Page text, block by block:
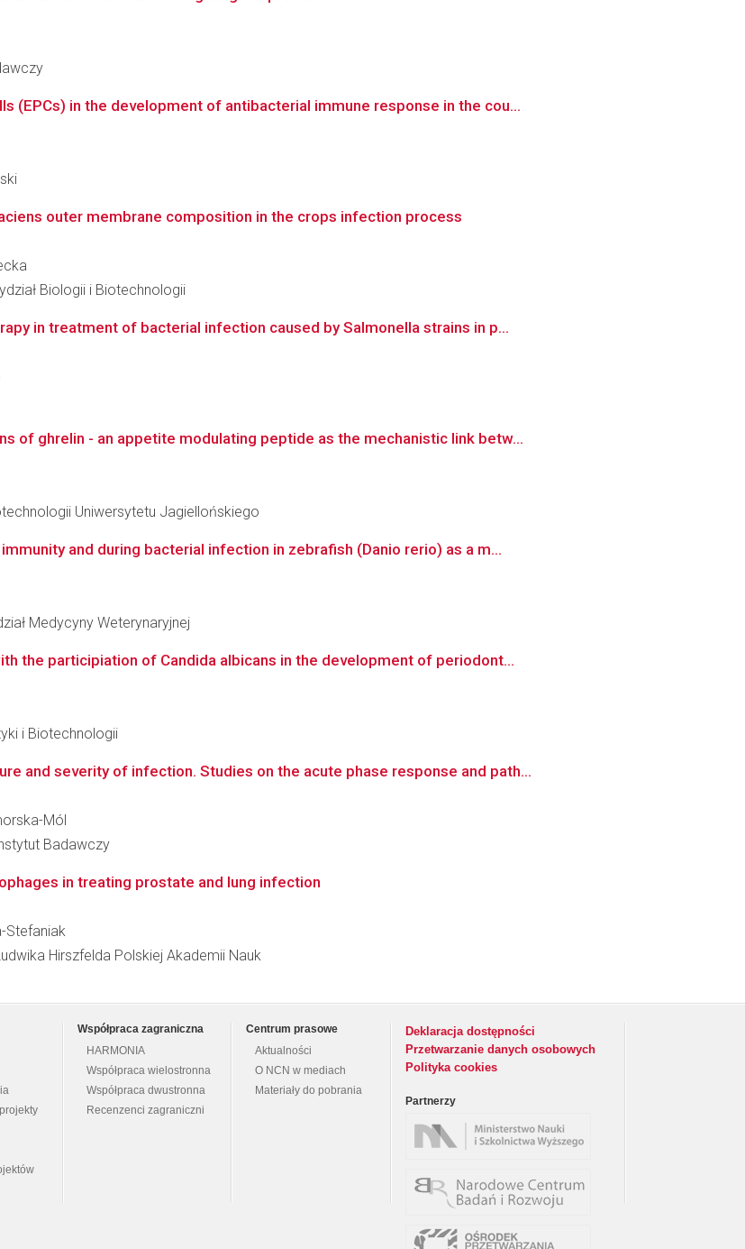
(EPCs) in the development of antibacterial immune response in the cou...
outer membrane composition in the crops infection process
Biologii i Biotechnologii
in treatment of bacterial infection caused by Salmonella strains in p...
of ghrelin - an appetite modulating peptide as the mechanistic link betw...
Uniwersytetu Jagiellońskiego
and during bacterial infection in zebrafish (Danio rerio) as a m...
Medycyny Weterynaryjnej
the participiation of Candida albicans in the development of periodont...
i Biotechnologii
and severity of infection. Studies on the acute phase response and path...
Mól
Badawczy
in treating prostate and lung infection
Stefaniak
Hirszfelda Polskiej Akademii Nauk
Współpraca zagraniczna
HARMONIA
Współpraca wielostronna
Współpraca dwustronna
Recenzenci zagraniczni
Centrum prasowe
Aktualności
O NCN w mediach
Materiały do pobrania
Deklaracja dostępności
Przetwarzanie danych osobowych
Polityka cookies
Partnerzy